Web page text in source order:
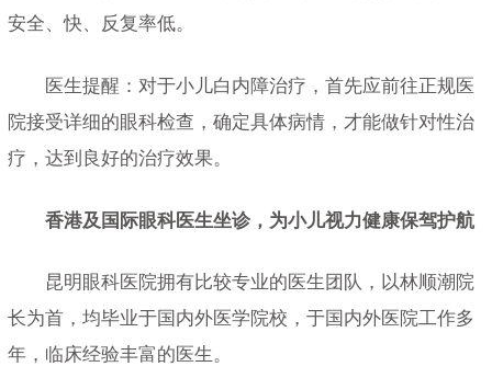
安全、快、反复率低。
医生提醒：对于小儿白内障治疗，首先应前往正规医
院接受详细的眼科检查，确定具体病情，才能做针对性治
疗，达到良好的治疗效果。
香港及国际眼科医生坐诊，为小儿视力健康保驾护航
昆明眼科医院拥有比较专业的医生团队，以林顺潮院
长为首，均毕业于国内外医学院校，于国内外医院工作多
年，临床经验丰富的医生。